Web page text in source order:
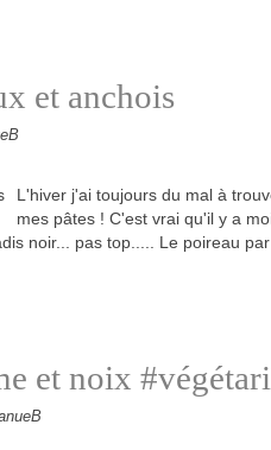
et anchois
L'hiver j'ai toujours du mal à
mes pâtes ! C'est vrai qu'il y a
noir... pas top..... Le poireau
et noix